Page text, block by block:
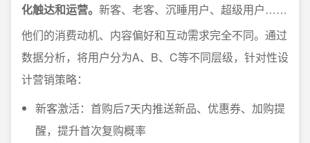
化触达和运营。 新客、老客、沉睡用户、超级用户……
他们的消费动机、内容偏好和互动需求完全不同。通过
数据分析，将用户分为A、B、C等不同层级，针对性设
计营销策略：
新客激活：首购后7天内推送新品、优惠券、加购提
醒，提升首次复购概率